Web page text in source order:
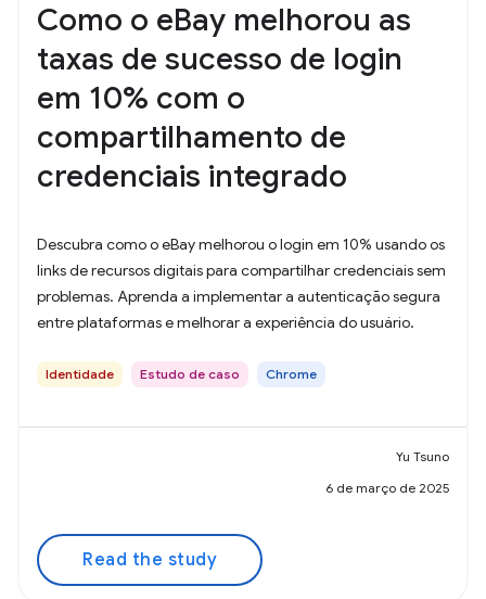
Como o eBay melhorou as
taxas de sucesso de login
em 10% com o
compartilhamento de
credenciais integrado
Descubra como o eBay melhorou o login em 10% usando os
links de recursos digitais para compartilhar credenciais sem
problemas. Aprenda a implementar a autenticação segura
entre plataformas e melhorar a experiência do usuário.
Identidade Estudo de caso Chrome
Yu Tsuno
6 de março de 2025
Read the study